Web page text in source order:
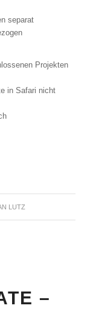
separat
Projekten
in Safari nicht
LUTZ
–